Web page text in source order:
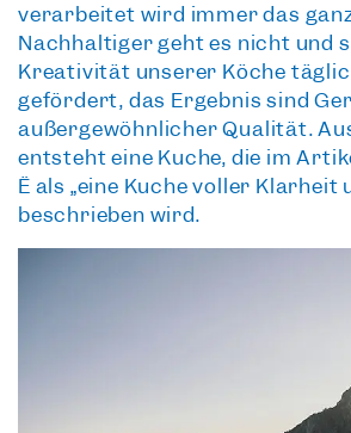
verarbeitet wird immer das
Nachhaltiger geht es nicht und
Kreativität unserer Köche
gefördert, das Ergebnis sind
außergewöhnlicher Qualität.
entsteht eine Küche, die im
Ë als „eine Küche voller Klarheit
beschrieben wird.